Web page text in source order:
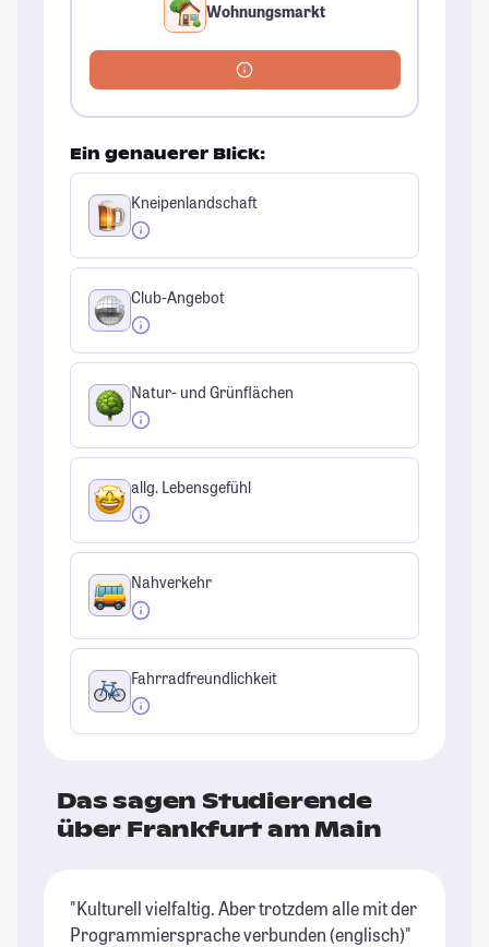
Wohnungsmarkt
Ein genauerer Blick:
Kneipenlandschaft
Club-Angebot
Natur- und Grünflächen
allg. Lebensgefühl
Nahverkehr
Fahrradfreundlichkeit
Das sagen Studierende
über Frankfurt am Main
"Kulturell vielfaltig. Aber trotzdem alle mit der
Programmiersprache verbunden (englisch)"